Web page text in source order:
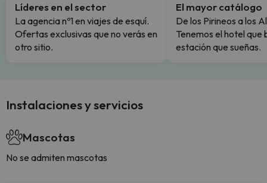
Líderes en el sector
La agencia nº1 en viajes de esquí.
Ofertas exclusivas que no verás en
otro sitio.
El mayor catálogo
De los Pirineos a los
Tenemos el hotel que
estación que sueñas.
Instalaciones y servicios
Mascotas
No se admiten mascotas